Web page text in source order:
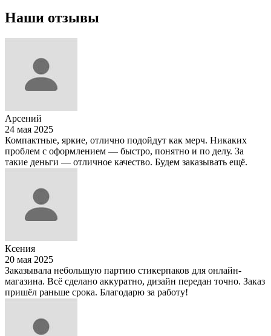
Наши отзывы
Арсений
24 мая 2025
Компактные, яркие, отлично подойдут как мерч. Никаких
проблем с оформлением — быстро, понятно и по делу. За
такие деньги — отличное качество. Будем заказывать ещё.
Ксения
20 мая 2025
Заказывала небольшую партию стикерпаков для онлайн-
магазина. Всё сделано аккуратно, дизайн передан точно. Заказ
пришёл раньше срока. Благодарю за работу!